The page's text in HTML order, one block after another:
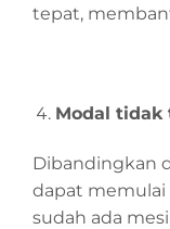
tepat,
Modal tidak
Dibandingkan
dapat memulai
sudah ada